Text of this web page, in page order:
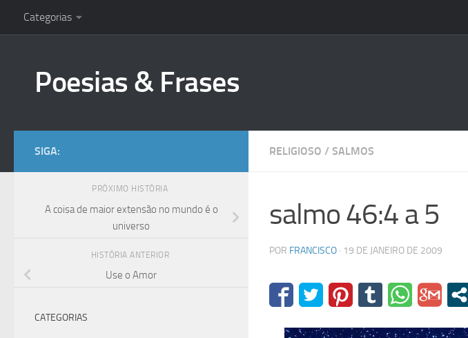
Skip to content
Categorias
Poesias & Frases
RELIGIOSO / SALMOS
salmo 46:4 a 5
POR FRANCISCO · 19 DE JANEIRO DE 2009
SIGA:
PRÓXIMO HISTÓRIA
A coisa de maior extensão no mundo é o
universo
HISTÓRIA ANTERIOR
Use o Amor
CATEGORIAS